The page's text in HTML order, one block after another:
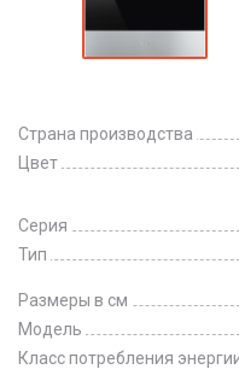
Страна производства
Цвет
Серия
Тип
Размеры в см
Модель
Класс потребления